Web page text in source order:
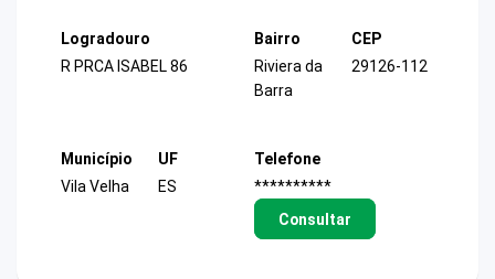
Logradouro
R PRCA ISABEL 86
Bairro
Riviera da
Barra
CEP
29126-112
Município
Vila Velha
UF
ES
Telefone
**********
Consultar